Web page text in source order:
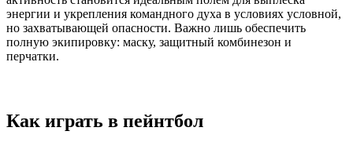
энергии и укрепления командного духа в условиях условной,
но захватывающей опасности. Важно лишь обеспечить
полную экипировку: маску, защитный комбинезон и
перчатки.
Как играть в пейнтбол